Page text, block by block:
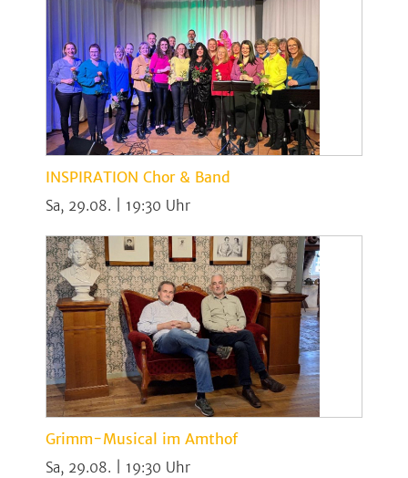
INSPIRATION Chor & Band
Sa, 29.08. | 19:30
Grimm-Musical im Amthof
Sa, 29.08. | 19:30